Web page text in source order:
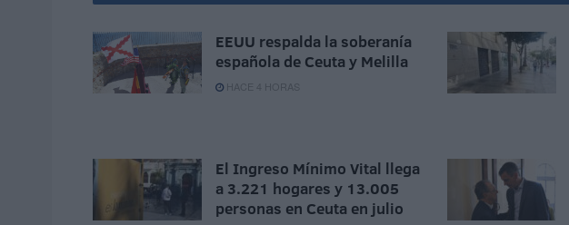
EEUU respalda la soberanía
española de Ceuta y Melilla
HACE 4 HORAS
El Ingreso Mínimo Vital llega
a 3.221 hogares y 13.005
personas en Ceuta en julio